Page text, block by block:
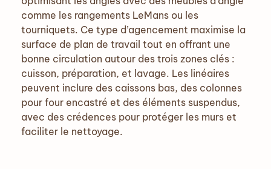
comme les rangements LeMans ou les
tourniquets. Ce type d’agencement maximise la
surface de plan de travail tout en offrant une
bonne circulation autour des trois zones clés :
cuisson, préparation, et lavage. Les linéaires
peuvent inclure des caissons bas, des colonnes
pour four encastré et des éléments suspendus,
avec des crédences pour protéger les murs et
faciliter le nettoyage.